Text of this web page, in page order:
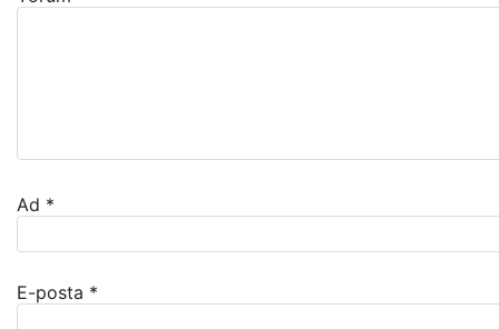
Ad *
E-posta *